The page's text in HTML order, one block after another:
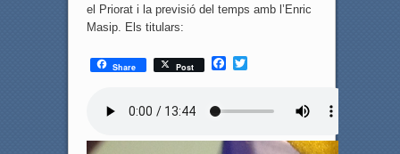
el Priorat i la previsió del temps amb l’Enric
Masip. Els titulars:
Share Post
F
T
r